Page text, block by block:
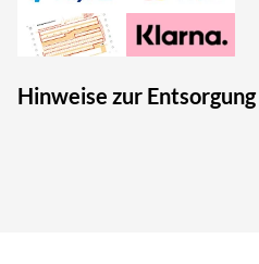
Hinweise zur Entsorgung